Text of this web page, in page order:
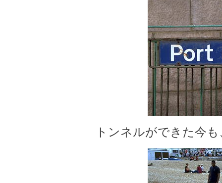
トンネルができた今